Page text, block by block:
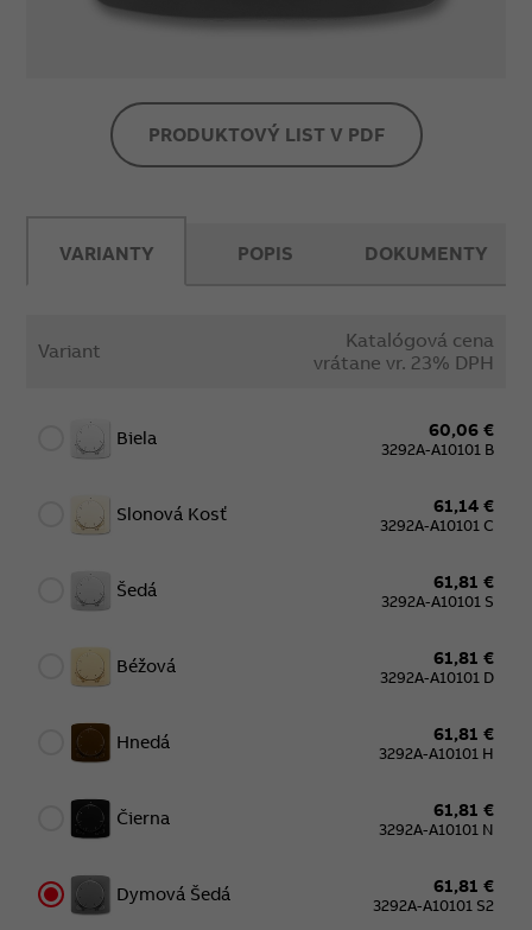
pripojiť vonkajšej snímač teploty 3292U-A90100
PRODUKTOVÝ LIST V PDF
VARIANTY
Variant
Katalógová cena
vrátane vr. 23% DPH
Biela 60,06 €
3292A-A10101 B
Slonová Kosť 61,14 €
3292A-A10101 C
Šedá 61,81 €
3292A-A10101 S
Béžová 61,81 €
3292A-A10101 D
Hnedá 61,81 €
3292A-A10101 H
Čierna 61,81 €
3292A-A10101 N
Dymová Šedá 61,81 €
3292A-A10101 S2
POPIS DOKUMENTY